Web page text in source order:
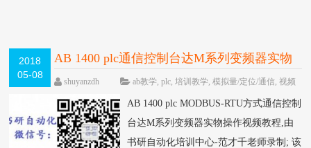
2018
05-08
AB 1400 plc通信控制台达M系列变频器实物
操作视频教程-书研自动化培训中心制作
HOT
shuyanzdh ab教学,plc,培训教学,模拟量/定位/通信,视频
论
AB 1400 plc MODBUS-RTU方式通信控制
台达M系列变频器实物操作视频教程,由
书研自动化培训中心-范才千老师录制; 该